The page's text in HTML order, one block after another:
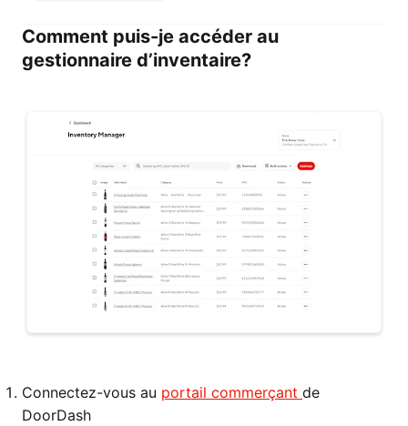
Comment puis-je accéder au
gestionnaire d’inventaire?
Connectez-vous au portail commerçant de
DoorDash